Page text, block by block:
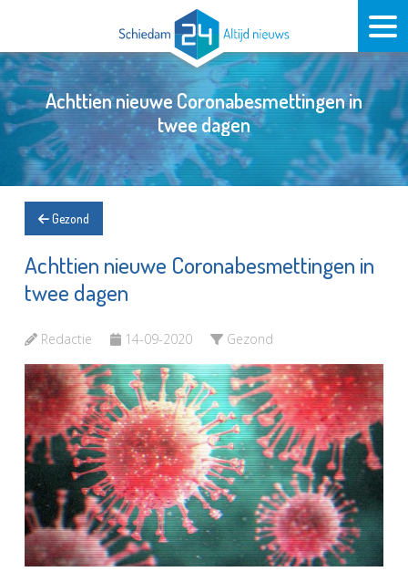
Achttien nieuwe Coronabesmettingen in
twee dagen
Gezond
Achttien nieuwe Coronabesmettingen in
twee dagen
Redactie 14-09-2020 Gezond